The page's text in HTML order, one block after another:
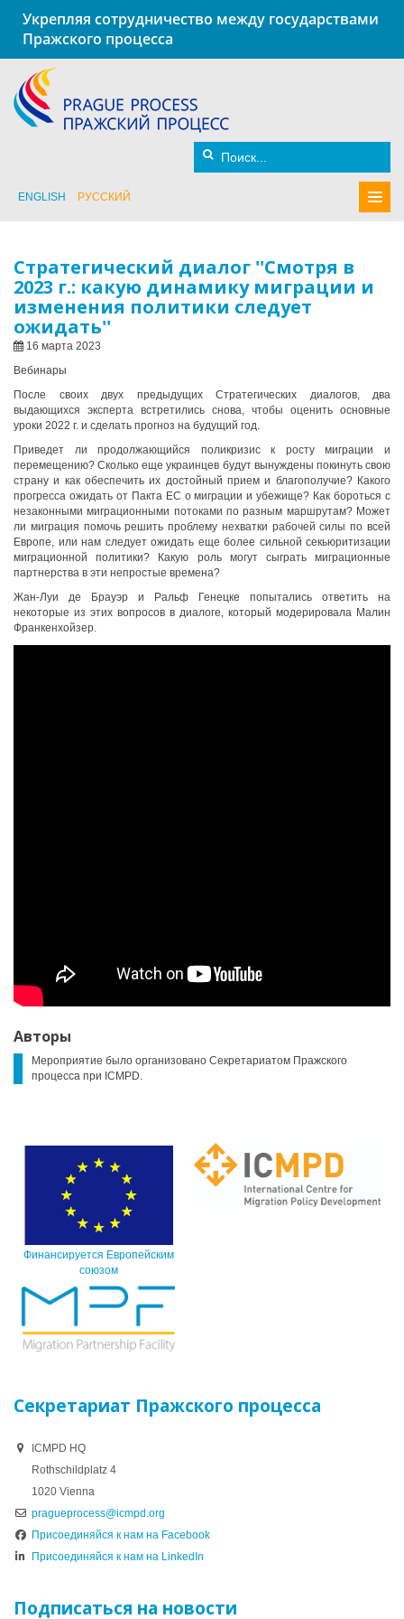
Укрепляя сотрудничество между государствами
Пражского процесса
ENGLISH РУССКИЙ
Стратегический диалог ''Смотря в
2023 г.: какую динамику миграции и
изменения политики следует
ожидать''
16 марта 2023
Вебинары
После своих двух предыдущих Стратегических диалогов, два
выдающихся эксперта встретились снова, чтобы оценить основные
уроки 2022 г. и сделать прогноз на будущий год.
Приведет ли продолжающийся поликризис к росту миграции и
перемещению? Сколько еще украинцев будут вынуждены покинуть свою
страну и как обеспечить их достойный прием и благополучие? Какого
прогресса ожидать от Пакта ЕС о миграции и убежище? Как бороться с
незаконными миграционными потоками по разным маршрутам? Может
ли миграция помочь решить проблему нехватки рабочей силы по всей
Европе, или нам следует ожидать еще более сильной секьюритизации
миграционной политики? Какую роль могут сыграть миграционные
партнерства в эти непростые времена?
Жан-Луи де Брауэр и Ральф Генецке попытались ответить на
некоторые из этих вопросов в диалоге, который модерировала Малин
Франкенхойзер.
Авторы
Мероприятие было организовано Секретариатом Пражского
процесса при ICMPD.
Финансируется Европейским
союзом
Секретариат Пражского процесса
ICMPD HQ
Rothschildplatz 4
1020 Vienna
pragueprocess@icmpd.org
Присоединяйся к нам на Facebook
Присоединяйся к нам на LinkedIn
Подписаться на новости